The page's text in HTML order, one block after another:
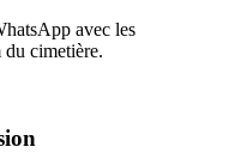
avec les
cimetière.